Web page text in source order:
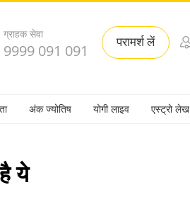
ग्राहक सेवा
9999 091 091 परामर्श लें
अंक ज्योतिष योगी लाइव एस्ट्रो लेख
ये